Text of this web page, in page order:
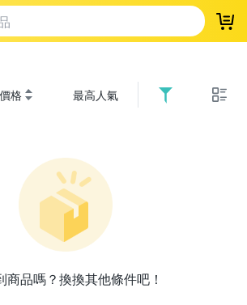
登
價格 最高人氣
商品嗎？換換其他條件吧！